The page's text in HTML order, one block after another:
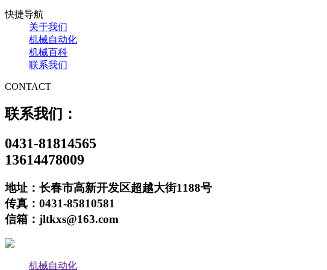
快捷导航
关于我们
机械自动化
机械百科
联系我们
CONTACT
联系我们：
0431-81814565
13614478009
地址：长春市高新开发区超越大街1188号
传真：0431-85810581
信箱：jltkxs@163.com
机械自动化